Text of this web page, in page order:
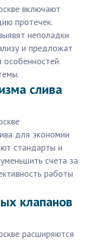
включают
протечек.
неполадки
и предложат
слива
для экономии
стандарты и
счета за
работы
клапанов
расширяются